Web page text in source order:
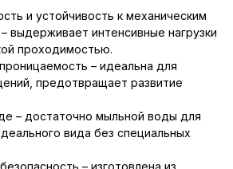
и устойчивость к механическим
выдерживает интенсивные нагрузки
проходимостью.
– идеальна для
предотвращает развитие
– достаточно мыльной воды для
вида без специальных
– изготовлена из